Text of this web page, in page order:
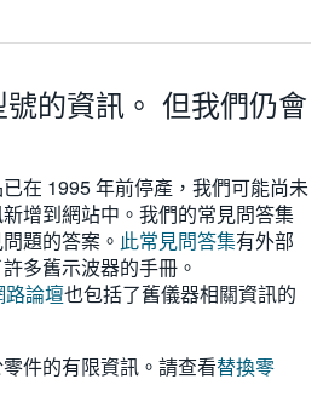
的資訊。 但我們仍會
在 1995 年前停產，我們可能尚未
增到網站中。我們的常見問答集
題的答案。 此常見問答集有外部
多舊示波器的手冊。
路論壇也包括了舊儀器相關資訊的
件的有限資訊。請查看替換零